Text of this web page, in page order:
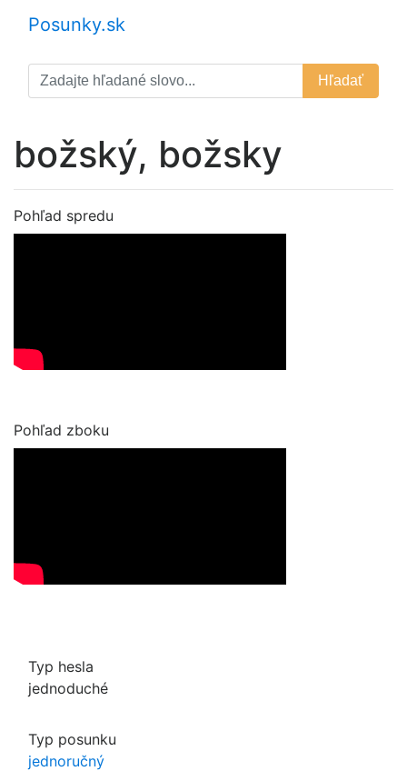
Posunky.sk
Hľadať
božský, božsky
Pohľad spredu
Pohľad zboku
Typ hesla
jednoduché
Typ posunku
jednoručný